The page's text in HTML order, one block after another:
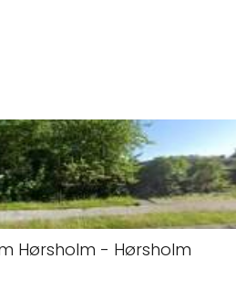
Hørsholm - Hørsholm